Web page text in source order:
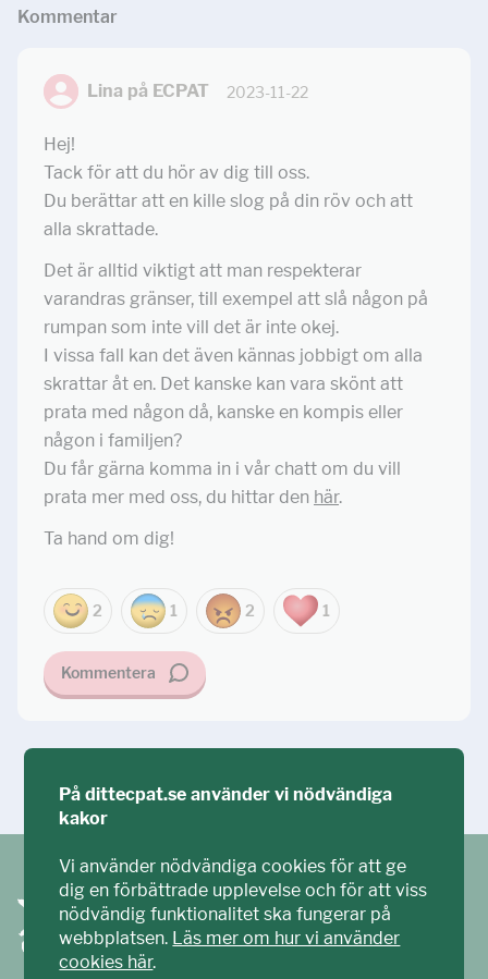
Kommentar
Lina på ECPAT 2023-11-22
Hej!
Tack för att du hör av dig till oss.
Du berättar att en kille slog på din röv och att
alla skrattade.
Det är alltid viktigt att man respekterar
varandras gränser, till exempel att slå någon på
rumpan som inte vill det är inte okej.
I vissa fall kan det även kännas jobbigt om alla
skrattar åt en. Det kanske kan vara skönt att
prata med någon då, kanske en kompis eller
någon i familjen?
Du får gärna komma in i vår chatt om du vill
prata mer med oss, du hittar den här.
Ta hand om dig!
2 1 2 1
Kommentera
På dittecpat.se använder vi nödvändiga
kakor
Vi använder nödvändiga cookies för att ge
dig en förbättrade upplevelse och för att viss
nödvändig funktionalitet ska fungerar på
webbplatsen. Läs mer om hur vi använder
cookies här.